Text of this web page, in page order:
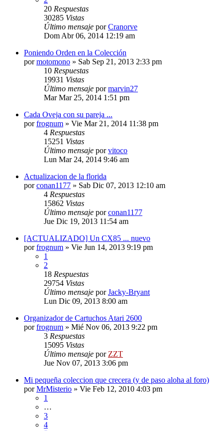
20 Respuestas
30285 Vistas
Último mensaje porCranorve
Dom Abr 06, 2014 12:19 am
Poniendo Orden en la Colección
pormotomono » Sab Sep 21, 2013 2:33 pm
10 Respuestas
19931 Vistas
Último mensaje pormarvin27
Mar Mar 25, 2014 1:51 pm
Cada Oveja con su pareja ...
porfrognum » Vie Mar 21, 2014 11:38 pm
4 Respuestas
15251 Vistas
Último mensaje porvitoco
Lun Mar 24, 2014 9:46 am
Actualizacion de la florida
porconan1177 » Sab Dic 07, 2013 12:10 am
4 Respuestas
15862 Vistas
Último mensaje porconan1177
Jue Dic 19, 2013 11:54 am
[ACTUALIZADO] Un CX85 ... nuevo
porfrognum » Vie Jun 14, 2013 9:19 pm
1
2
18 Respuestas
29754 Vistas
Último mensaje porJacky-Bryant
Lun Dic 09, 2013 8:00 am
Organizador de Cartuchos Atari 2600
porfrognum » Mié Nov 06, 2013 9:22 pm
3 Respuestas
15095 Vistas
Último mensaje por ZZT
Jue Nov 07, 2013 3:06 pm
Mi pequeña coleccion que crecera (y de paso aloha al foro)
porMrMisterio » Vie Feb 12, 2010 4:03 pm
1
…
3
4